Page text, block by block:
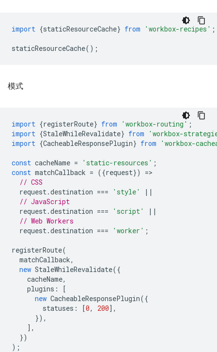
import {staticResourceCache} from 'workbox-recipes' ;
staticResourceCache();
模式
import {registerRoute} from 'workbox-routing' ;
import {StaleWhileRevalidate} from
'workbox-
import {CacheableResponsePlugin} from 'workbox-
const cacheName = 'static-resources' ;
const matchCallback = ({request}) =
// CSS
request.destination === 'style'
||
// JavaScript
request.destination === 'script'
||
// Web Workers
request.destination === 'worker' ;
registerRoute(
matchCallback,
new StaleWhileRevalidate({
cacheName,
plugins :
[
new CacheableResponsePlugin({
statuses : [0, 200],
}),
],
})
);